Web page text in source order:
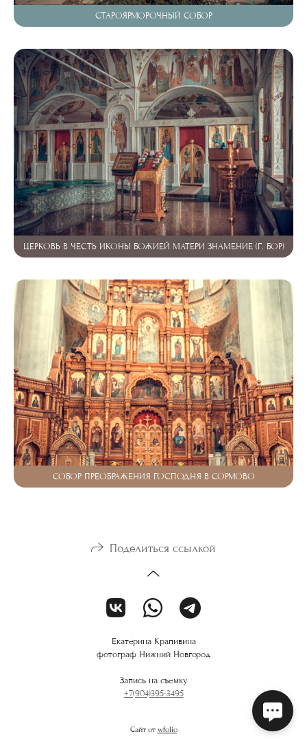
СТАРОЯРМОРОЧНЫЙ СОБОР
ЦЕРКОВЬ В ЧЕСТЬ ИКОНЫ БОЖИЕЙ МАТЕРИ ЗНАМЕНИЕ (Г. БОР)
СОБОР ПРЕОБРАЖЕНИЯ ГОСПОДНЯ В СОРМОВО
Поделиться ссылкой
Екатерина Крапивина
фотограф Нижний Новгород
Запись на съемку
+7(904)395-3495
Сайт от wfolio